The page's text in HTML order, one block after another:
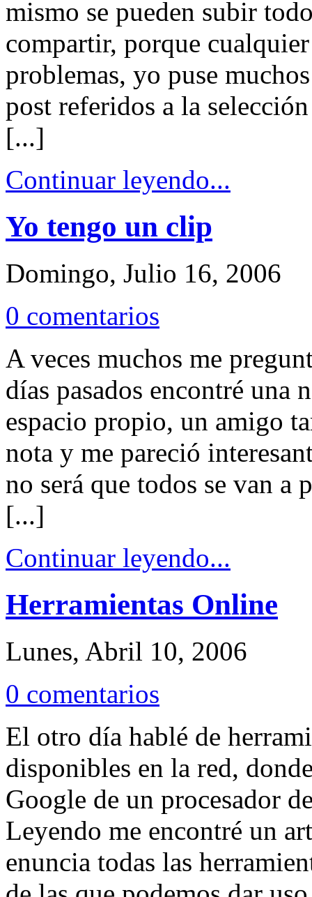
mismo se pueden subir
compartir, porque
problemas, yo puse
post referidos a la
[...]
Continuar leyendo...
Yo tengo un clip
Domingo, Julio 16, 2006
0 comentarios
A veces muchos me
días pasados encontré una
espacio propio, un amigo
nota y me pareció
no será que todos se van a
[...]
Continuar leyendo...
Herramientas Online
Lunes, Abril 10, 2006
0 comentarios
El otro día hablé de
disponibles en la red,
Google de un procesador
Leyendo me encontré un
enuncia todas las